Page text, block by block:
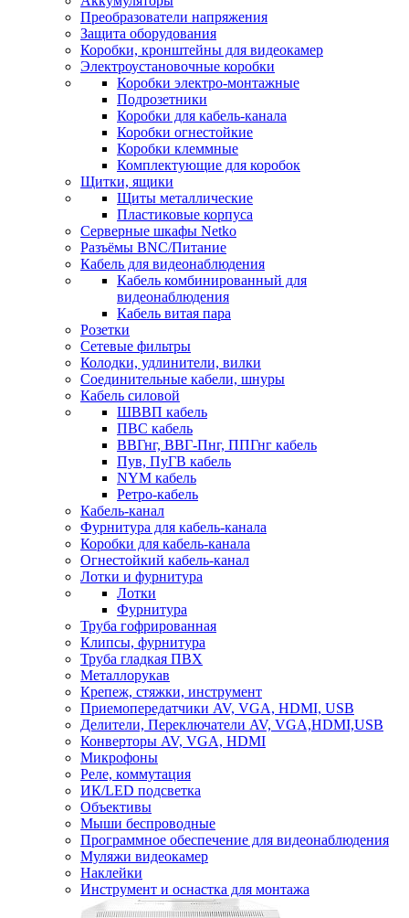
Преобразователи напряжения
Защита оборудования
Коробки, кронштейны для видеокамер
Электроустановочные коробки
Коробки электро-монтажные
Подрозетники
Коробки для кабель-канала
Коробки огнестойкие
Коробки клеммные
Комплектующие для коробок
Щитки, ящики
Щиты металлические
Пластиковые корпуса
Серверные шкафы Netko
Разъёмы BNC/Питание
Кабель для видеонаблюдения
Кабель комбинированный для
видеонаблюдения
Кабель витая пара
Розетки
Сетевые фильтры
Колодки, удлинители, вилки
Соединительные кабели, шнуры
Кабель силовой
ШВВП кабель
ПВС кабель
ВВГнг, ВВГ-Пнг, ППГнг кабель
Пув, ПуГВ кабель
NYM кабель
Ретро-кабель
Кабель-канал
Фурнитура для кабель-канала
Коробки для кабель-канала
Огнестойкий кабель-канал
Лотки и фурнитура
Лотки
Фурнитура
Труба гофрированная
Клипсы, фурнитура
Труба гладкая ПВХ
Металлорукав
Крепеж, стяжки, инструмент
Приемопередатчики AV, VGA, HDMI, USB
Делители, Переключатели AV, VGA,HDMI,USB
Конверторы AV, VGA, HDMI
Микрофоны
Реле, коммутация
ИК/LED подсветка
Объективы
Мыши беспроводные
Программное обеспечение для видеонаблюдения
Муляжи видеокамер
Наклейки
Инструмент и оснастка для монтажа